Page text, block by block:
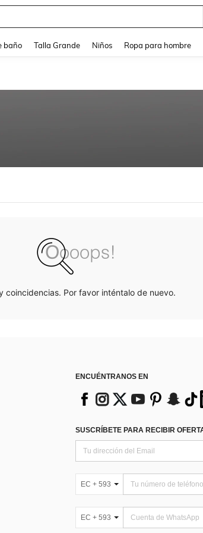
baño Talla Grande Niños Ropa para hombre
coincidencias. Por favor inténtalo de nuevo.
ENCUÉNTRANOS EN
SUSCRÍBETE PARA RECIBIR
EC + 593
EC + 593